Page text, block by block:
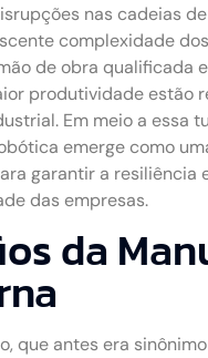
nas cadeias
complexidade
de obra qualificada
produtividade estão
Em meio a essa
emerge como
garantir a resiliência
das empresas.
da
que antes era